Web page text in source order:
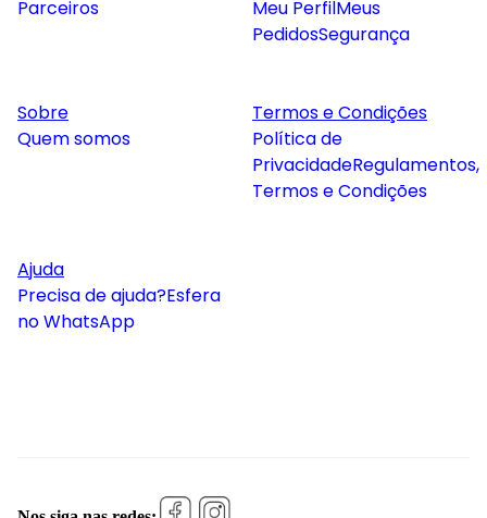
Parceiros
Meu PerfilMeus
PedidosSegurança
Sobre
Quem somos
Termos e Condições
Política de
PrivacidadeRegulamentos,
Termos e Condições
Ajuda
Precisa de ajuda?Esfera
no WhatsApp